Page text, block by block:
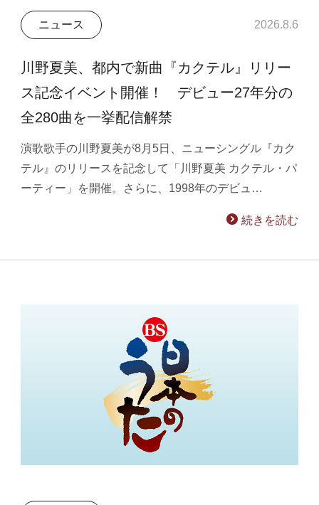
ニュース 2026.8.6
川野夏美、都内で新曲『カクテル』リリー
ス記念イベント開催！ デビュー27年分の
全280曲を一挙配信解禁
演歌歌手の川野夏美が8月5日、ニューシングル『カク
テル』のリリースを記念して「川野夏美 カクテル・パ
ーティー」を開催。さらに、1998年のデビュ…
続きを読む